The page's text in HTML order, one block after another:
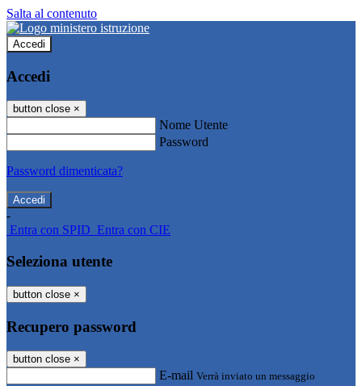
Salta al contenuto
Accedi
Accedi
button close ×
Nome Utente
Password
Password dimenticata?
-
Entra con SPID Entra con CIE
Seleziona utente
button close ×
Recupero password
button close ×
E-mail Verrà inviato un messaggio